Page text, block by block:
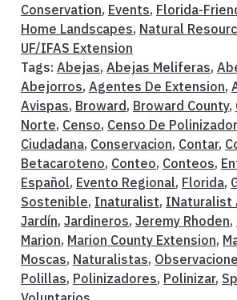
Conservation, Events, Florida-
Home Landscapes, Natural
UF/IFAS Extension
Tags: Abejas, Abejas Meliferas,
Abejorros, Agentes De Extension,
Avispas, Broward, Broward County,
Norte, Censo, Censo De
Ciudadana, Conservacion, Contar,
Betacaroteno, Conteo, Conteos,
Español, Evento Regional, Florida,
Sostenible, Inaturalist, INaturalist
Jardín, Jardineros, Jeremy Rhoden,
Marion, Marion County Extension,
Moscas, Naturalistas,
Polillas, Polinizadores, Polinizar,